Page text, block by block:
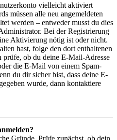
vielleicht aktiviert
müssen alle neu angemeldeten
werden – entweder musst du dies
Bei der Registrierung
Aktivierung nötig ist oder nicht.
hast, folge den dort enthaltenen
prüfe, ob du deine E-Mail-Adresse
die E-Mail von einem Spam-
du dir sicher bist, dass deine E-
wurde, dann kontaktiere